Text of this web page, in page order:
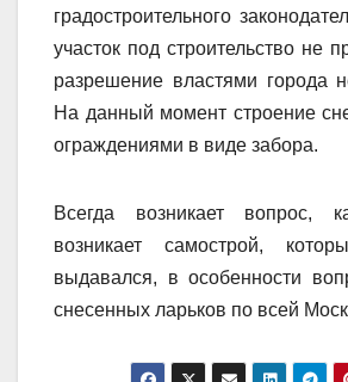
градостроительного
участок под строительство не
разрешение властями города
На данный момент строение
ограждениями в виде забора.
Всегда возникает вопрос,
возникает самострой,
выдавался, в особенности
снесенных ларьков по всей